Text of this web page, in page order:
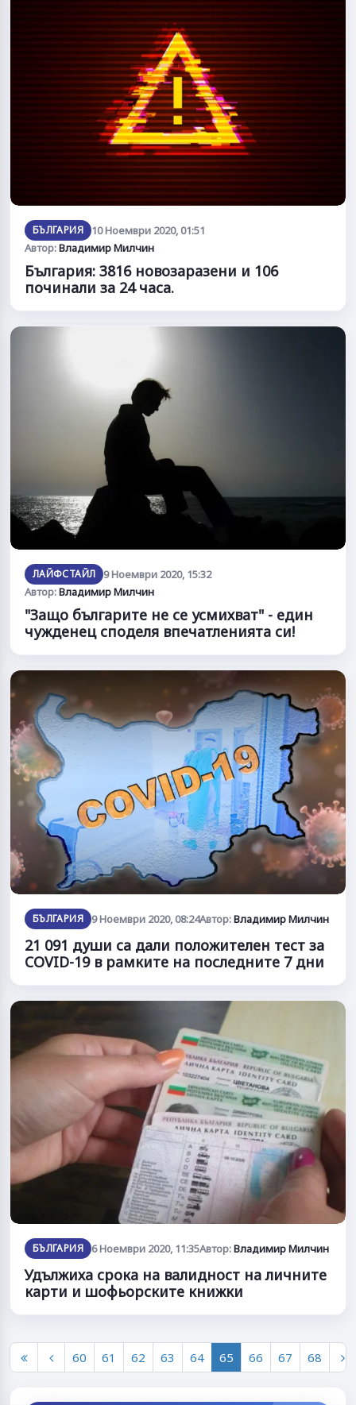
БЪЛГАРИЯ 10 Ноември 2020, 01:51
Автор:Владимир Милчин
България: 3816 новозаразени и 106
починали за 24 часа.
ЛАЙФСТАЙЛ
9 Ноември 2020, 15:32
Автор:Владимир Милчин
"Защо българите не се усмихват" - един
чужденец споделя впечатленията си!
БЪЛГАРИЯ 9 Ноември 2020, 08:24Автор:Владимир Милчин
21 091 души са дали положителен тест за
COVID-19 в рамките на последните 7 дни
БЪЛГАРИЯ 6 Ноември 2020, 11:35Автор:Владимир Милчин
Удължиха срока на валидност на личните
карти и шофьорските книжки
60 61 62 63 64 65 66 67 68